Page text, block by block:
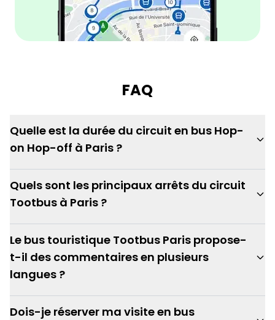
FAQ
Quelle est la durée du circuit en bus Hop-
on Hop-off à Paris ?
Quels sont les principaux arrêts du circuit
Tootbus à Paris ?
Le bus touristique Tootbus Paris propose-
t-il des commentaires en plusieurs
langues ?
Dois-je réserver ma visite en bus